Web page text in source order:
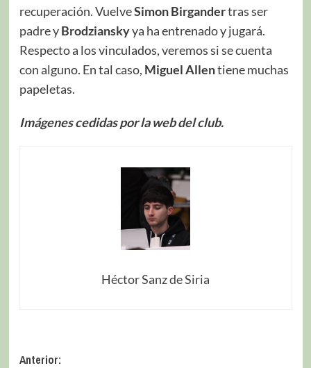
recuperación. VuelveSimon Birgandertras ser
padre yBrodzianskyya ha entrenado y jugará.
Respecto a los vinculados, veremos si se cuenta
con alguno. En tal caso, Miguel Allentiene muchas
papeletas.
Imágenes cedidas por la web del club.
Héctor Sanz de Siria
Anterior: